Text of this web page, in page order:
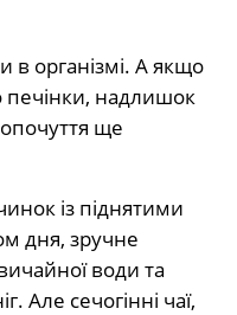
в організмі. А якщо
печінки, надлишок
ще
із піднятими
дня, зручне
води та
Але сечогінні чаї,